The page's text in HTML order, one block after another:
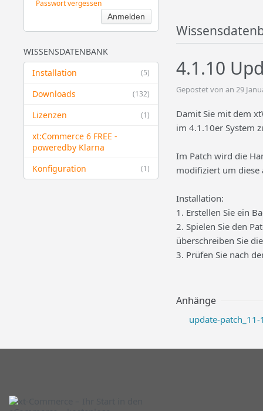
Passwort vergessen
WISSENSDATENBANK
(5)
Installation
(132)
Downloads
(1)
Lizenzen
xt:Commerce 6 FREE -
powered​by Klarna
(1)
Konfiguration
4.1.10
Gepostet von an 29
Damit Sie mit dem
im 4.1.10er System
Im Patch wird die
modifiziert um diese
Installation:
1. Erstellen Sie ein
2. Spielen Sie den
überschreiben Sie
3. Prüfen Sie nach
Anhänge
update-